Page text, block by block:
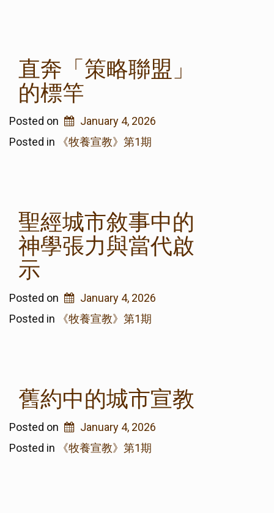
直奔「策略聯盟」
的標竿
Posted on
January 4, 2026
Posted in
《牧養宣教》第1期
聖經城市敘事中的
神學張力與當代啟
示
Posted on
January 4, 2026
Posted in
《牧養宣教》第1期
舊約中的城市宣教
Posted on
January 4, 2026
Posted in
《牧養宣教》第1期